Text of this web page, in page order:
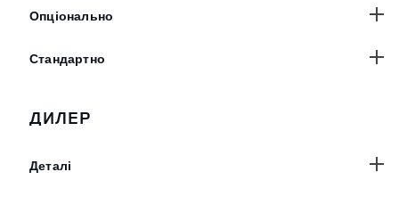
Опціонально
Стандартно
ДИЛЕР
Деталі